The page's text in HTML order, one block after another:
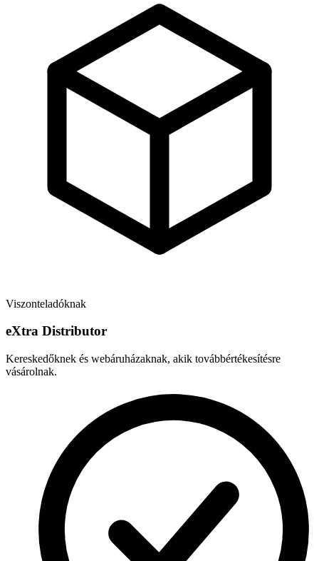
Viszonteladóknak
eXtra Distributor
Kereskedőknek és webáruházaknak, akik továbbértékesítésre
vásárolnak.